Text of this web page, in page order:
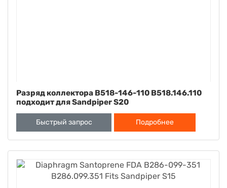
Разряд коллектора B518-146-110 B518.146.110
подходит для Sandpiper S20
Быстрый запрос Подробнее